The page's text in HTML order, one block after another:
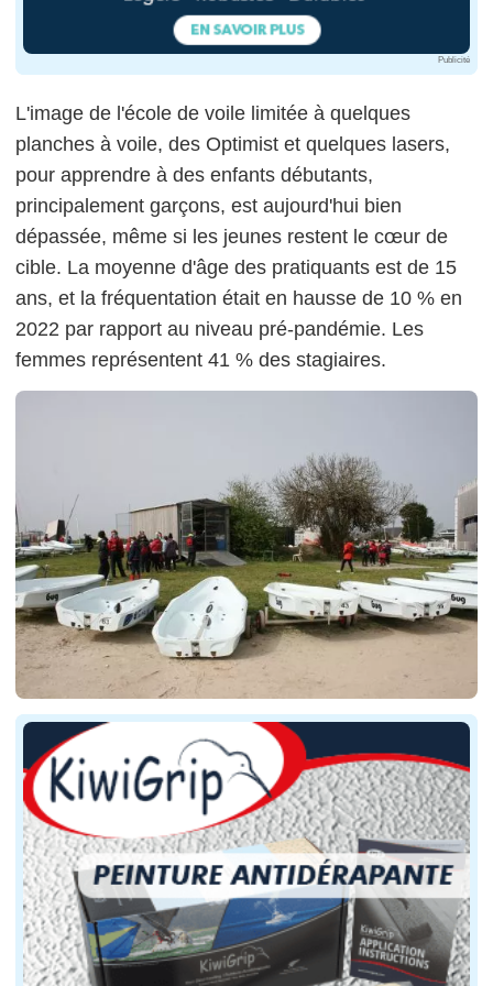
Publicité
L'image de l'école de voile limitée à quelques
planches à voile, des Optimist et quelques lasers,
pour apprendre à des enfants débutants,
principalement garçons, est aujourd'hui bien
dépassée, même si les jeunes restent le cœur de
cible. La moyenne d'âge des pratiquants est de 15
ans, et la fréquentation était en hausse de 10 % en
2022 par rapport au niveau pré-pandémie. Les
femmes représentent 41 % des stagiaires.